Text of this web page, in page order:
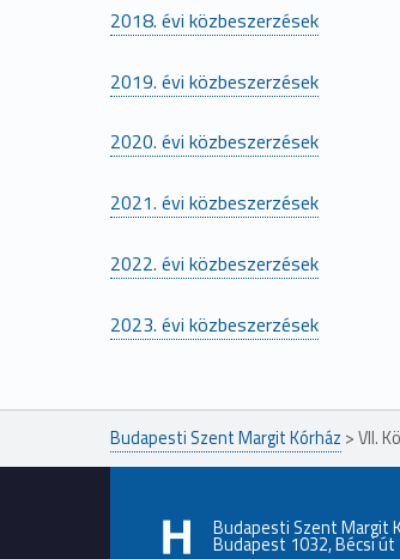
2018. évi közbeszerzések
2019. évi közbeszerzések
2020. évi közbeszerzések
2021. évi közbeszerzések
2022. évi közbeszerzések
2023. évi közbeszerzések
Ugrás a főmenühöz
Budapesti Szent Margit Kórház >VII.
Budapesti Szent Margit
Budapest 1032, Bécsi út